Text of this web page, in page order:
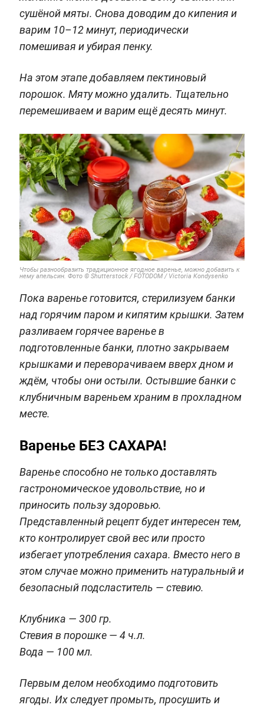
сушёной мяты. Снова доводим до кипения и
варим 10–12 минут, периодически
помешивая и убирая пенку.
На этом этапе добавляем пектиновый
порошок. Мяту можно удалить. Тщательно
перемешиваем и варим ещё десять минут.
Чтобы разнообразить традиционное ягодное варенье, можно добавить к
нему апельсин. Фото © Shutterstock / FOTODOM / Victoria Kondysenko
Пока варенье готовится, стерилизуем банки
над горячим паром и кипятим крышки. Затем
разливаем горячее варенье в
подготовленные банки, плотно закрываем
крышками и переворачиваем вверх дном и
ждём, чтобы они остыли. Остывшие банки с
клубничным вареньем храним в прохладном
месте.
Варенье БЕЗ САХАРА!
Варенье способно не только доставлять
гастрономическое удовольствие, но и
приносить пользу здоровью.
Представленный рецепт будет интересен тем,
кто контролирует свой вес или просто
избегает употребления сахара. Вместо него в
этом случае можно применить натуральный и
безопасный подсластитель — стевию.
Клубника — 300 гр.
Стевия в порошке — 4 ч.л.
Вода — 100 мл.
Первым делом необходимо подготовить
ягоды. Их следует промыть, просушить и